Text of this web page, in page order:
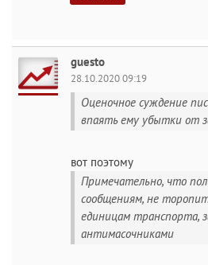
guesto
28.10.2020 09:19
Оценочное суждение
впаять ему убытки от
вот поэтому
Примечательно, что
сообщениям, не
единицам транспорта,
антимасочниками